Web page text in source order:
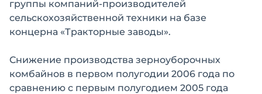
группы компаний-производителей
сельскохозяйственной техники на базе
концерна «Тракторные заводы».
Снижение производства зерноуборочных
комбайнов в первом полугодии 2006 года по
сравнению с первым полугодием 2005 года